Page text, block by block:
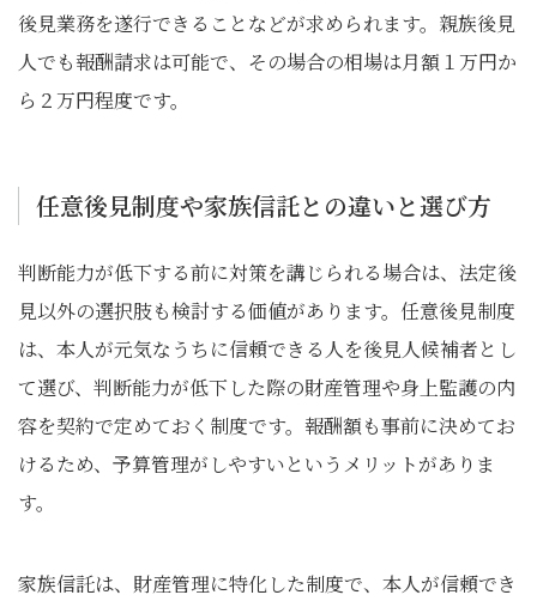
後見業務を遂行できることなどが求められます。親族後見
人でも報酬請求は可能で、その場合の相場は月額１万円か
ら２万円程度です。
任意後見制度や家族信託との違いと選び方
判断能力が低下する前に対策を講じられる場合は、法定後
見以外の選択肢も検討する価値があります。任意後見制度
は、本人が元気なうちに信頼できる人を後見人候補者とし
て選び、判断能力が低下した際の財産管理や身上監護の内
容を契約で定めておく制度です。報酬額も事前に決めてお
けるため、予算管理がしやすいというメリットがありま
す。
家族信託は、財産管理に特化した制度で、本人が信頼でき